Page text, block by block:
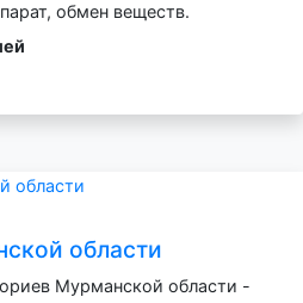
обмен веществ.
области
Мурманской области -